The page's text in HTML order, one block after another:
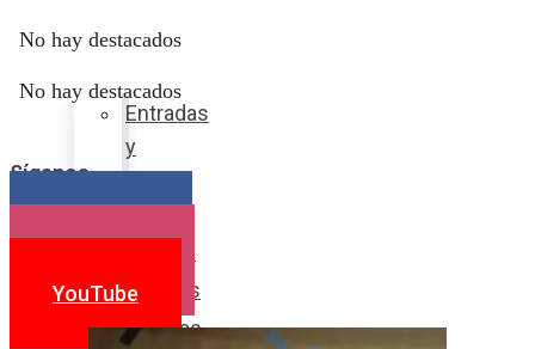
sabor
Entradas
y
Postres
Bebidas
No hay destacados
No hay destacados
Síganos
YouTube